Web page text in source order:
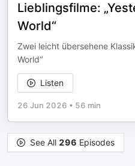
Lieblingsfilme:
World“
Zwei leicht übersehene
World“
Listen
26 Jun 2026 • 56 min
See All 296 Episodes